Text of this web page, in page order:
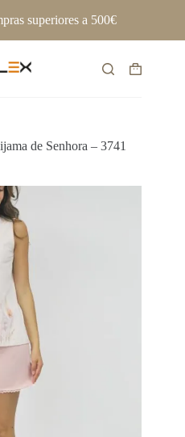
superiores a 500€
Carrinho
de Senhora – 3741